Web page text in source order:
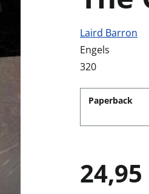
Laird Barron
Engels
320
Paperback
24,95